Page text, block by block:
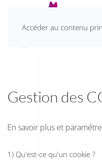
Accéder au contenu
Gestion des
En savoir plus et
1) Qu'est-ce qu'un cookie ?